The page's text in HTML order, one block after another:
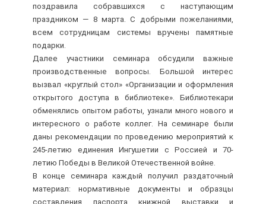
поздравила собравшихся с наступающим
праздником — 8 марта. С добрыми пожеланиями,
всем сотрудницам системы вручены памятные
подарки.
Далее участники семинара обсудили важные
производственные вопросы. Большой интерес
вызвал «круглый стол» «Организации и оформления
открытого доступа в библиотеке». Библиотекари
обменялись опытом работы, узнали много нового и
интересного о работе коллег. На семинаре были
даны рекомендации по проведению мероприятий к
245-летию единения Ингушетии с Россией и 70-
летию Победы в Великой Отечественной войне.
В конце семинара каждый получил раздаточный
материал: нормативные документы и образцы
составления паспорта книжной выставки и